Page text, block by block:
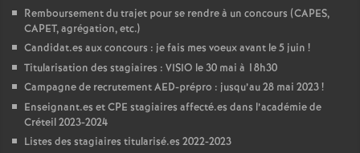
Remboursement du trajet pour se rendre à un concours (CAPES,
CAPET, agrégation, etc.)
Candidat.es aux concours : je fais mes voeux avant le 5 juin !
Titularisation des stagiaires : VISIO le 30 mai à 18h30
Campagne de recrutementAED-prépro : jusqu’au 28 mai 2023!
Enseignant.es etCPE stagiaires affecté.es dans l’académie de
Créteil 2023-2024
Listes des stagiaires titularisé.es 2022-2023